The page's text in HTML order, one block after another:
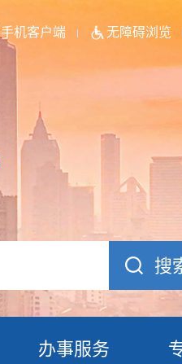
手机客户端 无障碍浏览
办事服务